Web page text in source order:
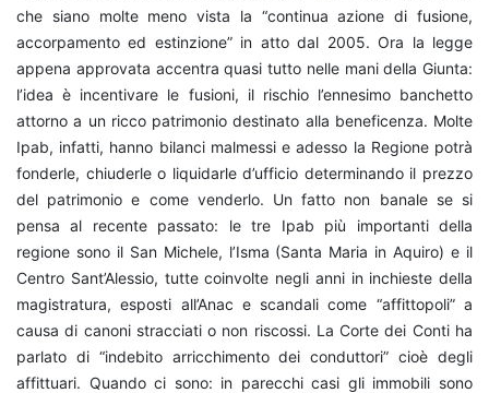
che siano molte meno vista la “continua azione di fusione,
accorpamento ed estinzione” in atto dal 2005. Ora la legge
appena approvata accentra quasi tutto nelle mani della Giunta:
l’idea è incentivare le fusioni, il rischio l’ennesimo banchetto
attorno a un ricco patrimonio destinato alla beneficenza. Molte
Ipab, infatti, hanno bilanci malmessi e adesso la Regione potrà
fonderle, chiuderle o liquidarle d’ufficio determinando il prezzo
del patrimonio e come venderlo. Un fatto non banale se si
pensa al recente passato: le tre Ipab più importanti della
regione sono il San Michele, l’Isma (Santa Maria in Aquiro) e il
Centro Sant’Alessio, tutte coinvolte negli anni in inchieste della
magistratura, esposti all’Anac e scandali come “affittopoli” a
causa di canoni stracciati o non riscossi. La Corte dei Conti ha
parlato di “indebito arricchimento dei conduttori” cioè degli
affittuari. Quando ci sono: in parecchi casi gli immobili sono